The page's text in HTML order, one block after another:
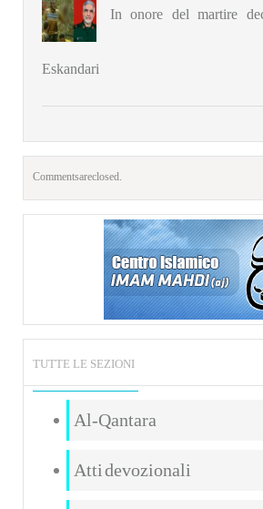
In onore del martire
Eskandari
Comments are closed.
TUTTE LE SEZIONI
Al-Qantara
Atti devozionali